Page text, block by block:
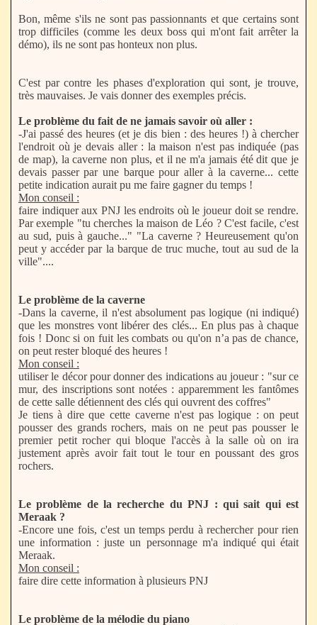
Bon, même s'ils ne sont pas passionnants et que certains sont
trop difficiles (comme les deux boss qui m'ont fait arrêter la
démo), ils ne sont pas honteux non plus.
C'est par contre les phases d'exploration qui sont, je trouve,
très mauvaises. Je vais donner des exemples précis.
Le problème du fait de ne jamais savoir où aller :
-J'ai passé des heures (et je dis bien : des heures !) à chercher
l'endroit où je devais aller : la maison n'est pas indiquée (pas
de map), la caverne non plus, et il ne m'a jamais été dit que je
devais passer par une barque pour aller à la caverne... cette
petite indication aurait pu me faire gagner du temps !
Mon conseil :
faire indiquer aux PNJ les endroits où le joueur doit se rendre.
Par exemple "tu cherches la maison de Léo ? C'est facile, c'est
au sud, puis à gauche..." "La caverne ? Heureusement qu'on
peut y accéder par la barque de truc muche, tout au sud de la
ville"....
Le problème de la caverne
-Dans la caverne, il n'est absolument pas logique (ni indiqué)
que les monstres vont libérer des clés... En plus pas à chaque
fois ! Donc si on fuit les combats ou qu'on n’a pas de chance,
on peut rester bloqué des heures !
Mon conseil :
utiliser le décor pour donner des indications au joueur : "sur ce
mur, des inscriptions sont notées : apparemment les fantômes
de cette salle détiennent des clés qui ouvrent des coffres"
Je tiens à dire que cette caverne n'est pas logique : on peut
pousser des grands rochers, mais on ne peut pas pousser le
premier petit rocher qui bloque l'accès à la salle où on ira
justement après avoir fait tout le tour en poussant des gros
rochers.
Le problème de la recherche du PNJ : qui sait qui est
Meraak ?
-Encore une fois, c'est un temps perdu à rechercher pour rien
une information : juste un personnage m'a indiqué qui était
Meraak.
Mon conseil :
faire dire cette information à plusieurs PNJ
Le problème de la mélodie du piano